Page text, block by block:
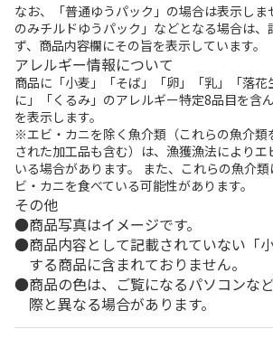
なお、「普通ゆうパック」の場合は表示し
のみチルドゆうパック」などとなる場合は、
ず、商品内容欄にその旨を表示しています。
アレルギー情報について
商品に「小麦」「そば」「卵」「乳」「落花
に」「くるみ」のアレルギー特定8品目を含
を表示します。
※エビ・カニを除く魚介類（これらの魚介類
された加工品も含む）は、漁獲漁法によりエ
いる場合があります。 また、これらの魚介
ビ・カニを食べている可能性があります。
その他
商品写真はイメージです。
商品内容として記載されていない「
する商品に含まれておりません。
商品の色は、ご覧になるパソコンな
際と異なる場合があります。